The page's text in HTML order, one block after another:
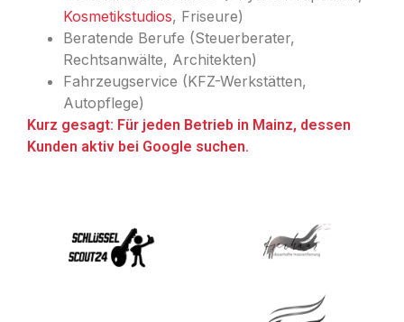
Kosmetikstudios, Friseure)
Beratende Berufe (Steuerberater,
Rechtsanwälte, Architekten)
Fahrzeugservice (KFZ-Werkstätten,
Autopflege)
Kurz gesagt: Für jeden Betrieb in Mainz, dessen
Kunden aktiv bei Google suchen.